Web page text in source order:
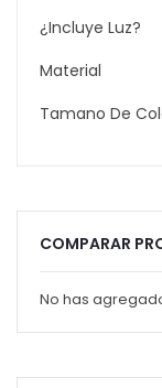
¿Incluye Luz?
Material
Tamano De
COMPARAR
No has